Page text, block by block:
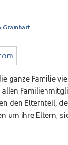
Grambart
ganze Familie
den Elternteil,
um ihre Eltern,
Gruppe für